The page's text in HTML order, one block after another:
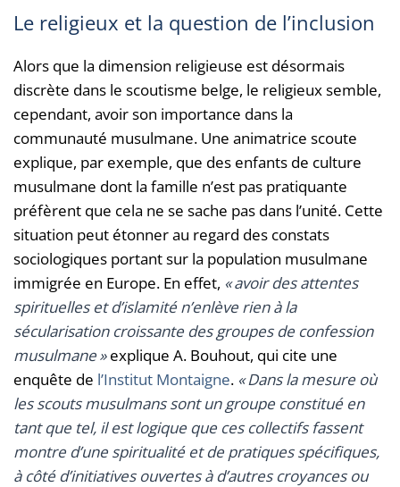
Le religieux et la question de l’inclusion
Alors que la dimension religieuse est désormais
discrète dans le scoutisme belge, le religieux semble,
cependant, avoir son importance dans la
communauté musulmane. Une animatrice scoute
explique, par exemple, que des enfants de culture
musulmane dont la famille n’est pas pratiquante
préfèrent que cela ne se sache pas dans l’unité. Cette
situation peut étonner au regard des constats
sociologiques portant sur la population musulmane
immigrée en Europe. En effet, « avoir des attentes
spirituelles et d’islamité n’enlève rien à la
sécularisation croissante des groupes de confession
musulmane »explique A. Bouhout, qui cite une
enquête de l’Institut Montaigne. « Dans la mesure où
les scouts musulmans sont un groupe constitué en
tant que tel, il est logique que ces collectifs fassent
montre d’une spiritualité et de pratiques spécifiques,
à côté d’initiatives ouvertes à d’autres croyances ou